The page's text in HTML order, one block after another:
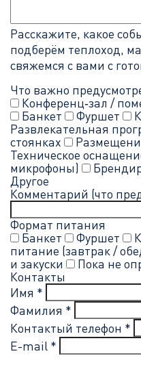
Расскажите, какое
подберём теплоход,
свяжемся с вами с
Что важно
Конференц‑зал /
Банкет
Фуршет
Развлекательная
стоянках
Техническое
микрофоны)
Другое
Комментарий (что
Формат питания
Банкет
Фуршет
питание (завтрак /
и закуски
Пока не
Контакты
Имя *
Фамилия *
Контактый телефон *
E-mail *